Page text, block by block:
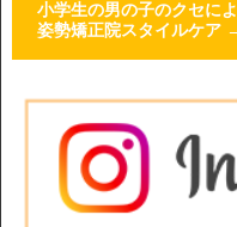
小学生の男の子のクセに
姿勢矯正院スタイルケア